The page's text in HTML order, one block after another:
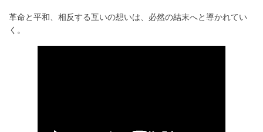
革命と平和、相反する互いの想いは、必然の結末へと導かれてい
く。